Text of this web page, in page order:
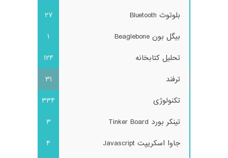
بلوتوث Bluetooth
27
بیگل بون Beaglebone
1
تحلیل کتابخانه
124
ترفند
31
تکنولوژی
334
تینکر بورد Tinker Board
3
جاوا اسکریپت Javascript
4